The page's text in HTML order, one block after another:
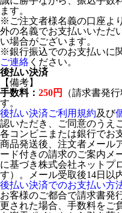
ます。
※ご注文者様名義の口座よ
外の名義でお支払いいただ
い場合がございます。
※銀行振込でのお支払いに
ご連絡 ください。
後払い決済
【備考】
手数料： 250円
（請求書発
す。
後払い決済ご利用規約及び
認いただき、ご同意のうえ
各コンビニまたは銀行でお
商品発送後、注文者メール
ード付きの請求のご案内メ
に基づき株式会社ネットプ
す）。メール受取後14日以
後払い決済でのお支払い方
お客様のご都合で請求書発
更された場合、手数料をご